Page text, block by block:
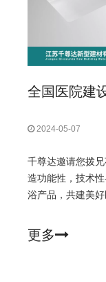
2024-05-07
千尊达邀请您拨
造功能性，技术
浴产品，共建美好
更多